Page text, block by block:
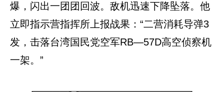
爆，闪出一团团回波。敌机迅速下降坠落。他
立即指示营指挥所上报战果：“二营消耗导弹3
发，击落台湾国民党空军RB—57D高空侦察机
一架。”